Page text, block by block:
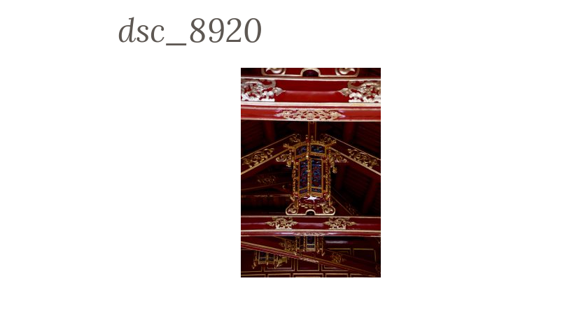
dsc_8920